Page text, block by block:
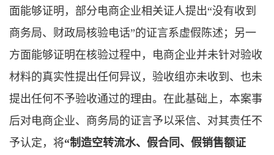
面能够证明，部分电商企业相关证人提出“没有收到
商务局、财政局核验电话”的证言系虚假陈述；另一
方面能够证明在核验过程中，电商企业并未针对验收
材料的真实性提出任何异议，验收组亦未收到、也未
提出任何不予验收通过的理由。在此基础上，本案事
后对电商企业、商务局的证言予以采信、对其责任不
予认定，将“制造空转流水、假合同、假销售额证